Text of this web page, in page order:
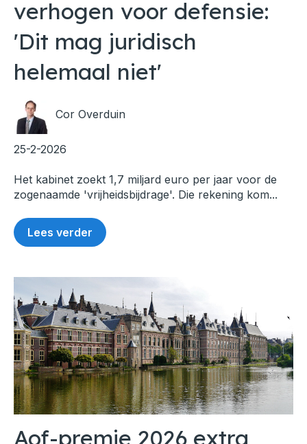
verhogen voor defensie:
'Dit mag juridisch
helemaal niet'
Cor Overduin
25-2-2026
Het kabinet zoekt 1,7 miljard euro per jaar voor de
zogenaamde 'vrijheidsbijdrage'. Die rekening kom...
Lees verder
Aof-premie 2026 extra